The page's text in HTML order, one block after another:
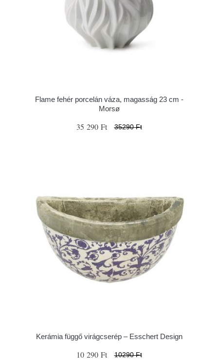
Flame fehér porcelán váza, magasság 23 cm -
Morsø
35 290 Ft 35290 Ft
Kerámia függő virágcserép – Esschert Design
10 290 Ft 10290 Ft